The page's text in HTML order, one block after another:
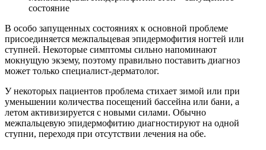
состояние
В особо запущенных состояниях к основной проблеме
присоединяется межпальцевая эпидермофития ногтей или
ступней. Некоторые симптомы сильно напоминают
мокнущую экзему, поэтому правильно поставить диагноз
может только специалист-дерматолог.
У некоторых пациентов проблема стихает зимой или при
уменьшении количества посещений бассейна или бани, а
летом активизируется с новыми силами. Обычно
межпальцевую эпидермофитию диагностируют на одной
ступни, переходя при отсутствии лечения на обе.